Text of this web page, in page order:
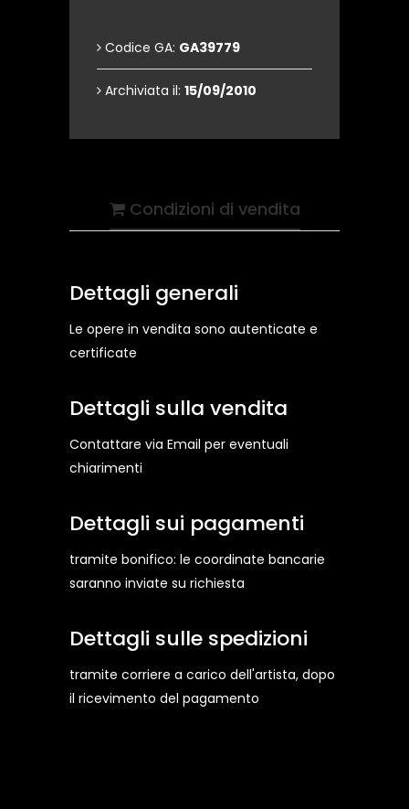
Codice GA: GA39779
Archiviata il: 15/09/2010
Condizioni di vendita
Dettagli generali
Le opere in vendita sono autenticate e
certificate
Dettagli sulla vendita
Contattare via Email per eventuali
chiarimenti
Dettagli sui pagamenti
tramite bonifico: le coordinate bancarie
saranno inviate su richiesta
Dettagli sulle spedizioni
tramite corriere a carico dell'artista, dopo
il ricevimento del pagamento